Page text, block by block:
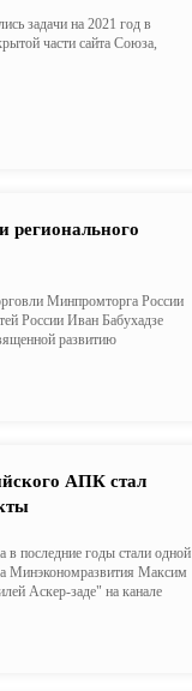
задачи на 2021 год в
части сайта Союза,
Минпромторга России
России Иван Бабухадзе
развитию
АПК стал
в последние годы стали одной
Минэкономразвития Максим
Аскер-заде" на канале